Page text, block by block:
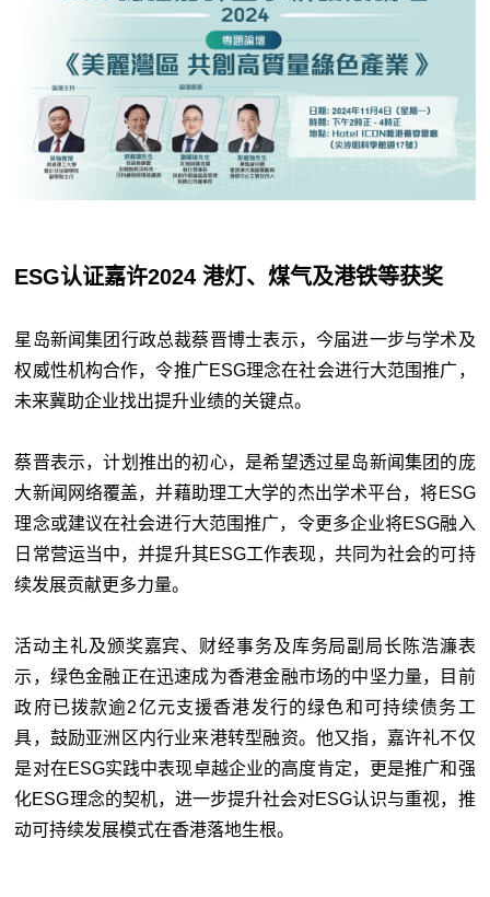
ESG认证嘉许2024 港灯、煤气及港铁等获奖
星岛新闻集团行政总裁蔡晋博士表示，今届进一步与学术及
权威性机构合作，令推广ESG理念在社会进行大范围推广，
未来冀助企业找出提升业绩的关键点。
蔡晋表示，计划推出的初心，是希望透过星岛新闻集团的庞
大新闻网络覆盖，并藉助理工大学的杰出学术平台，将ESG
理念或建议在社会进行大范围推广，令更多企业将ESG融入
日常营运当中，并提升其ESG工作表现，共同为社会的可持
续发展贡献更多力量。
活动主礼及颁奖嘉宾、财经事务及库务局副局长陈浩濂表
示，绿色金融正在迅速成为香港金融市场的中坚力量，目前
政府已拨款逾2亿元支援香港发行的绿色和可持续债务工
具，鼓励亚洲区内行业来港转型融资。他又指，嘉许礼不仅
是对在ESG实践中表现卓越企业的高度肯定，更是推广和强
化ESG理念的契机，进一步提升社会对ESG认识与重视，推
动可持续发展模式在香港落地生根。